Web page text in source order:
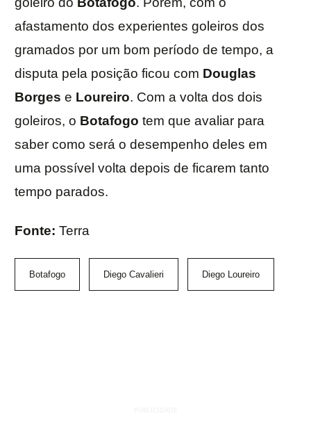
afastamento dos experientes goleiros dos
gramados por um bom período de tempo, a
disputa pela posição ficou com Douglas
Borges e Loureiro. Com a volta dos dois
goleiros, o Botafogo tem que avaliar para
saber como será o desempenho deles em
uma possível volta depois de ficarem tanto
tempo parados.
Fonte: Terra
Botafogo Diego Cavalieri Diego Loureiro